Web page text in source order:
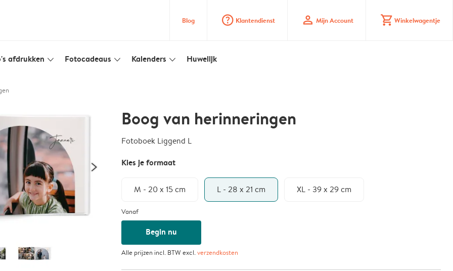
Blog question_mark_circle Klantendienst profile Mijn Account shopping_cart Winkelwagentje
afdrukken slim_arrow_down Fotocadeaus slim_arrow_down Kalenders slim_arrow_down Huwelijk
Boog van herinneringen
Fotoboek Liggend L
Kies je formaat
M - 20 x 15 cm L - 28 x 21 cm XL - 39 x 29 cm
Vanaf
Begin nu
Alle prijzen incl. BTW excl.verzendkosten